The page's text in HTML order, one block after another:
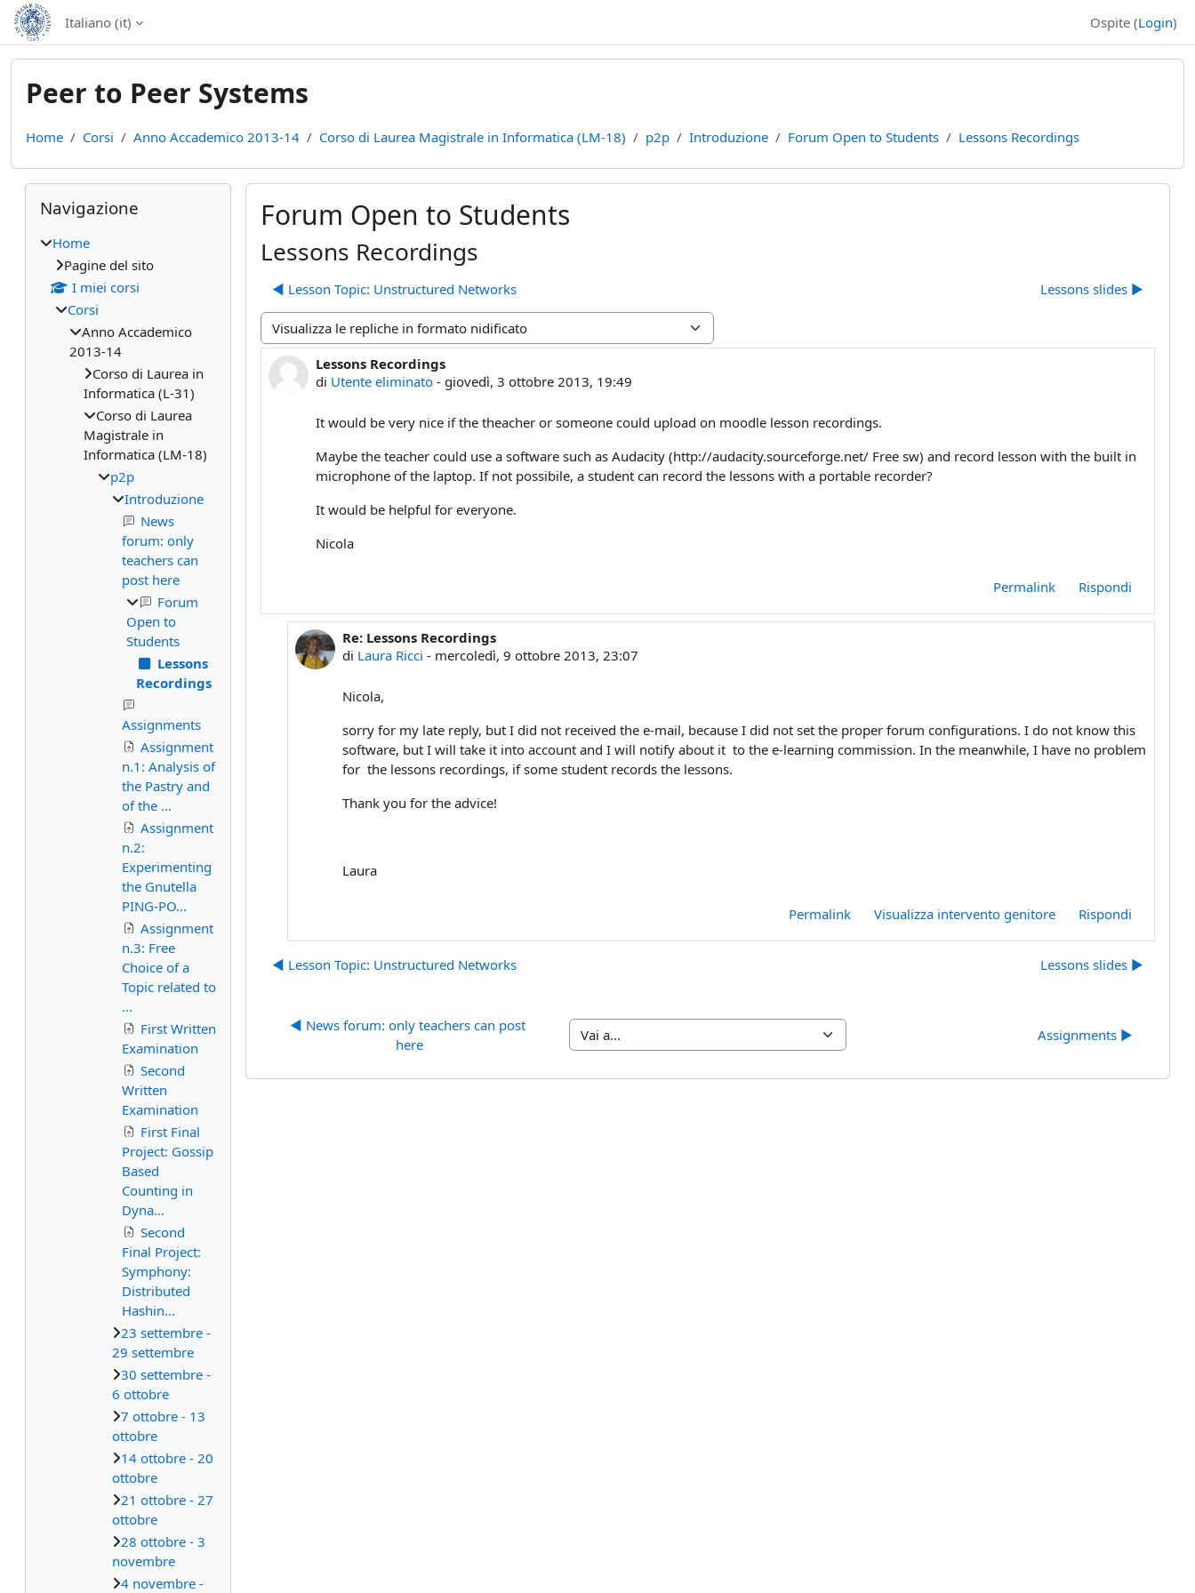
Vai al contenuto principale
Italiano ‎(it)‎ Ospite (Login)
Peer to Peer Systems
Home Corsi Anno Accademico 2013-14 Corso di Laurea Magistrale in Informatica (LM-18) p2p Introduzione Forum Open to Students Lessons Recordings
Forum Open to Students
Lessons Recordings
◀︎ Lesson Topic: Unstructured Networks Lessons slides ▶︎
Modalità visualizzazione
Lessons Recordings
di Utente eliminato - giovedì, 3 ottobre 2013, 19:49
Numero di risposte: 1
It would be very nice if the theacher or someone could upload on moodle lesson recordings.
Maybe the teacher could use a software such as Audacity (http://audacity.sourceforge.net/ Free sw) and record lesson with the built in
microphone of the laptop. If not possibile, a student can record the lessons with a portable recorder?
It would be helpful for everyone.
Nicola
Permalink Rispondi
In riposta a Utente eliminato
Re: Lessons Recordings
di Laura Ricci - mercoledì, 9 ottobre 2013, 23:07
Nicola,
sorry for my late reply, but I did not received the e-mail, because I did not set the proper forum configurations. I do not know this
software, but I will take it into account and I will notify about it to the e-learning commission. In the meanwhile, I have no problem
for the lessons recordings, if some student records the lessons.
Thank you for the advice!
Laura
Permalink Visualizza intervento genitore Rispondi
◀︎ Lesson Topic: Unstructured Networks Lessons slides ▶︎
◀︎ News forum: only teachers can post
here
Vai a... Assignments ▶︎
Blocchi
Salta Navigazione
Navigazione
Home
Pagine del sito
I miei corsi
Corsi
Anno Accademico
2013-14
Corso di Laurea in
Informatica (L-31)
Corso di Laurea
Magistrale in
Informatica (LM-18)
p2p
Introduzione
News
forum: only
teachers can
post here
Forum
Open to
Students
Lessons
Recordings
Assignments
Assignment
n.1: Analysis of
the Pastry and
of the ...
Assignment
n.2:
Experimenting
the Gnutella
PING-PO...
Assignment
n.3: Free
Choice of a
Topic related to
...
First Written
Examination
Second
Written
Examination
First Final
Project: Gossip
Based
Counting in
Dyna...
Second
Final Project:
Symphony:
Distributed
Hashin...
23 settembre -
29 settembre
30 settembre -
6 ottobre
7 ottobre - 13
ottobre
14 ottobre - 20
ottobre
21 ottobre - 27
ottobre
28 ottobre - 3
novembre
4 novembre -